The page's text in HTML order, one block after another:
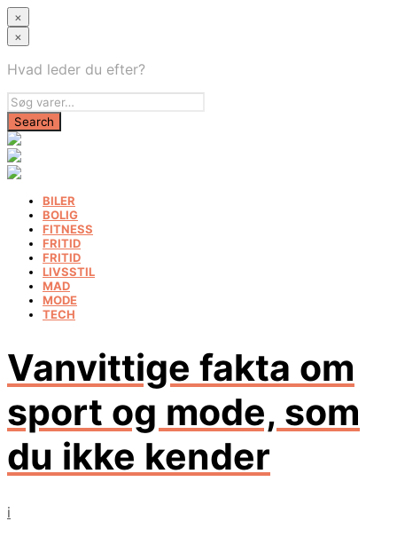
×
×
Hvad leder du efter?
BILER
BOLIG
FITNESS
FRITID
FRITID
LIVSSTIL
MAD
MODE
TECH
Vanvittige fakta om
sport og mode, som
du ikke kender
i